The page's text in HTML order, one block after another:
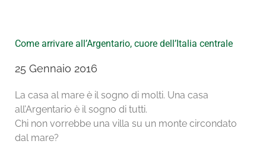
Come arrivare all’Argentario, cuore dell’Italia centrale
25 Gennaio 2016
La casa al mare è il sogno di molti. Una casa
all’Argentario è il sogno di tutti.
Chi non vorrebbe una villa su un monte circondato
dal mare?